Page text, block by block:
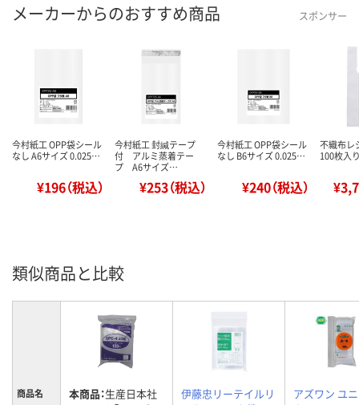
メーカーからのおすすめ商品 スポンサー
今村紙工 OPP袋シール
なし A6サイズ 0.025…
¥196（税込）
今村紙工 封緘テープ
付 アルミ蒸着テー
プ A6サイズ…
¥253（税込）
今村紙工 OPP袋シール
なし B6サイズ 0.025…
¥240（税込）
不織布レ
100枚入
類似商品と比較
商品名 本商品：生産日本社
伊藤忠リーテイルリ
アズワン ユ